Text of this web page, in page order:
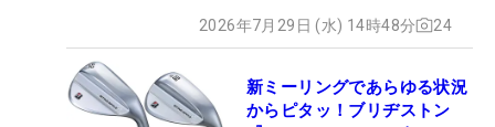
2026年7月29日 (水) 14時48分 24
新ミーリングであらゆる状況
からピタッ！ブリヂストン